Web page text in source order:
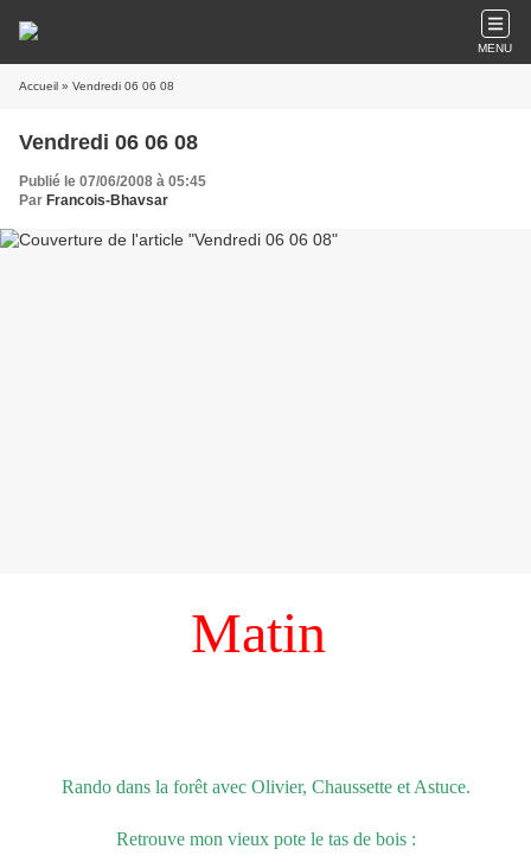
MENU
Accueil » Vendredi 06 06 08
Vendredi 06 06 08
Publié le 07/06/2008 à 05:45
Par Francois-Bhavsar
Matin
Rando dans la forêt avec Olivier, Chaussette et Astuce.
Retrouve mon vieux pote le tas de bois :